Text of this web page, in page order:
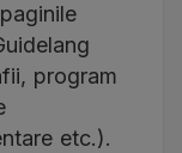
program
etc.).